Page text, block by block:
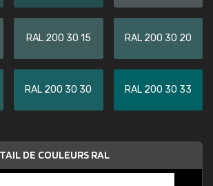
RAL 200 30 15 RAL 200 30 20
RAL 200 30 30 RAL 200 30 33
DE COULEURS RAL